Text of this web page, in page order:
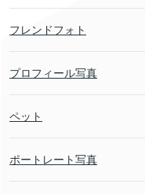
フレンドフォト
プロフィール写真
ペット
ポートレート写真